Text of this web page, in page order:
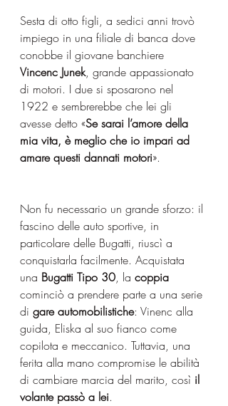
Sesta di otto figli, a sedici anni trovò
impiego in una filiale di banca dove
conobbe il giovane banchiere
Vincenc Junek, grande appassionato
di motori. I due si sposarono nel
1922 e sembrerebbe che lei gli
avesse detto «Se sarai l’amore della
mia vita, è meglio che io impari ad
amare questi dannati motori».
Non fu necessario un grande sforzo: il
fascino delle auto sportive, in
particolare delle Bugatti, riuscì a
conquistarla facilmente. Acquistata
una Bugatti Tipo 30, la coppia
cominciò a prendere parte a una serie
di gare automobilistiche: Vinenc alla
guida, Eliska al suo fianco come
copilota e meccanico. Tuttavia, una
ferita alla mano compromise le abilità
di cambiare marcia del marito, così il
volante passò a lei.